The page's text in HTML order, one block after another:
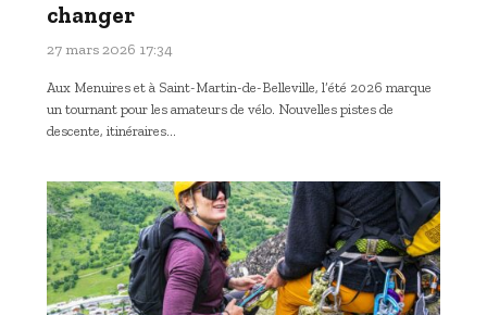
changer
27 mars 2026 17:34
Aux Menuires et à Saint-Martin-de-Belleville, l’été 2026 marque
un tournant pour les amateurs de vélo. Nouvelles pistes de
descente, itinéraires…